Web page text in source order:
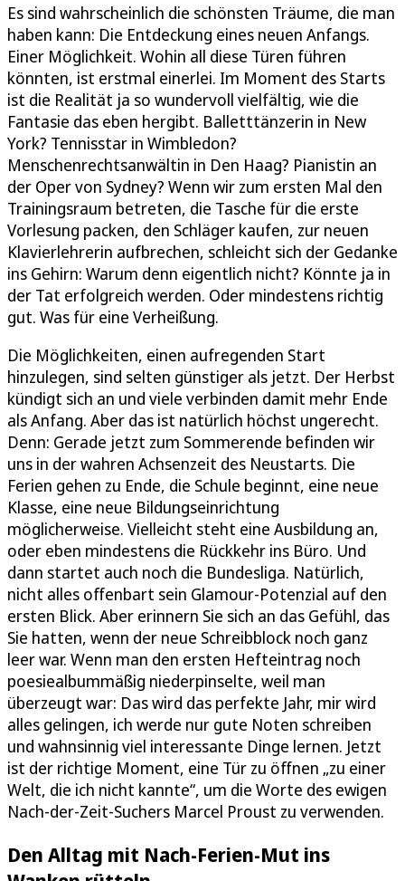
Es sind wahrscheinlich die schönsten Träume, die man
haben kann: Die Entdeckung eines neuen Anfangs.
Einer Möglichkeit. Wohin all diese Türen führen
könnten, ist erstmal einerlei. Im Moment des Starts
ist die Realität ja so wundervoll vielfältig, wie die
Fantasie das eben hergibt. Balletttänzerin in New
York? Tennisstar in Wimbledon?
Menschenrechtsanwältin in Den Haag? Pianistin an
der Oper von Sydney? Wenn wir zum ersten Mal den
Trainingsraum betreten, die Tasche für die erste
Vorlesung packen, den Schläger kaufen, zur neuen
Klavierlehrerin aufbrechen, schleicht sich der Gedanke
ins Gehirn: Warum denn eigentlich nicht? Könnte ja in
der Tat erfolgreich werden. Oder mindestens richtig
gut. Was für eine Verheißung.
Die Möglichkeiten, einen aufregenden Start
hinzulegen, sind selten günstiger als jetzt. Der Herbst
kündigt sich an und viele verbinden damit mehr Ende
als Anfang. Aber das ist natürlich höchst ungerecht.
Denn: Gerade jetzt zum Sommerende befinden wir
uns in der wahren Achsenzeit des Neustarts. Die
Ferien gehen zu Ende, die Schule beginnt, eine neue
Klasse, eine neue Bildungseinrichtung
möglicherweise. Vielleicht steht eine Ausbildung an,
oder eben mindestens die Rückkehr ins Büro. Und
dann startet auch noch die Bundesliga. Natürlich,
nicht alles offenbart sein Glamour-Potenzial auf den
ersten Blick. Aber erinnern Sie sich an das Gefühl, das
Sie hatten, wenn der neue Schreibblock noch ganz
leer war. Wenn man den ersten Hefteintrag noch
poesiealbummäßig niederpinselte, weil man
überzeugt war: Das wird das perfekte Jahr, mir wird
alles gelingen, ich werde nur gute Noten schreiben
und wahnsinnig viel interessante Dinge lernen. Jetzt
ist der richtige Moment, eine Tür zu öffnen „zu einer
Welt, die ich nicht kannte“, um die Worte des ewigen
Nach-der-Zeit-Suchers Marcel Proust zu verwenden.
Den Alltag mit Nach-Ferien-Mut ins